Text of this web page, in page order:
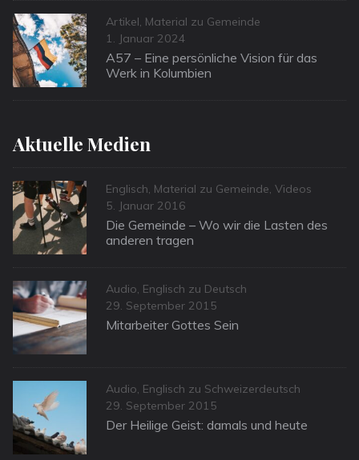
Categories
Artikel, Material zu Gemeinde
Posted
on
1. Januar 2024
A57 – Eine persönliche Vision für das
Werk in Kolumbien
Aktuelle Medien
Categories
Englisch, Material zu Gemeinde, Videos
Posted
on
5. Januar 2016
Die Gemeinde – Wo wir die Lasten des
anderen tragen
Categories
Audio, Englisch zu Deutsch
Posted
on
29. September 2015
Mitarbeiter Gottes Sein
Categories
Audio, Englisch zu Schweizerdeutsch
Posted
on
29. September 2015
Der Heilige Geist: damals und heute